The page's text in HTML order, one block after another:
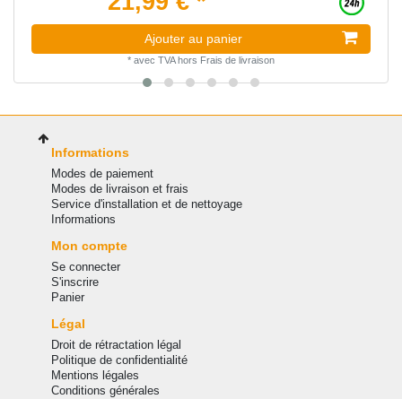
Ajouter au panier
* avec TVAhors Frais de livraison
Informations
Modes de paiement
Modes de livraison et frais
Service d'installation et de nettoyage
Informations
Mon compte
Se connecter
S'inscrire
Panier
Légal
Droit de rétractation légal
Politique de confidentialité
Mentions légales
Conditions générales